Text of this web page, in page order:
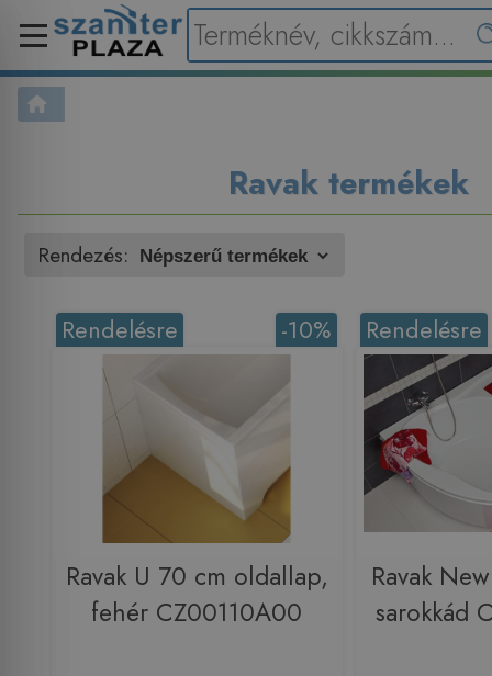
Ravak termékek
Rendezés:
-10%
Rendelésre
Ravak U 70 cm oldallap,
fehér CZ00110A00
Rendelésre
Ravak
sarokkád